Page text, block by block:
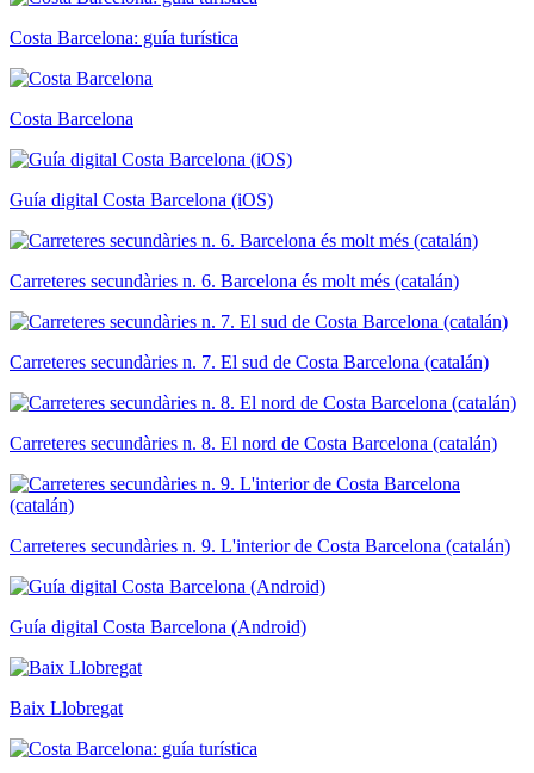
Costa Barcelona: guía turística
Costa Barcelona
Guía digital Costa Barcelona (iOS)
Carreteres secundàries n. 6. Barcelona és molt més (catalán)
Carreteres secundàries n. 7. El sud de Costa Barcelona (catalán)
Carreteres secundàries n. 8. El nord de Costa Barcelona (catalán)
Carreteres secundàries n. 9. L'interior de Costa Barcelona (catalán)
Guía digital Costa Barcelona (Android)
Baix Llobregat